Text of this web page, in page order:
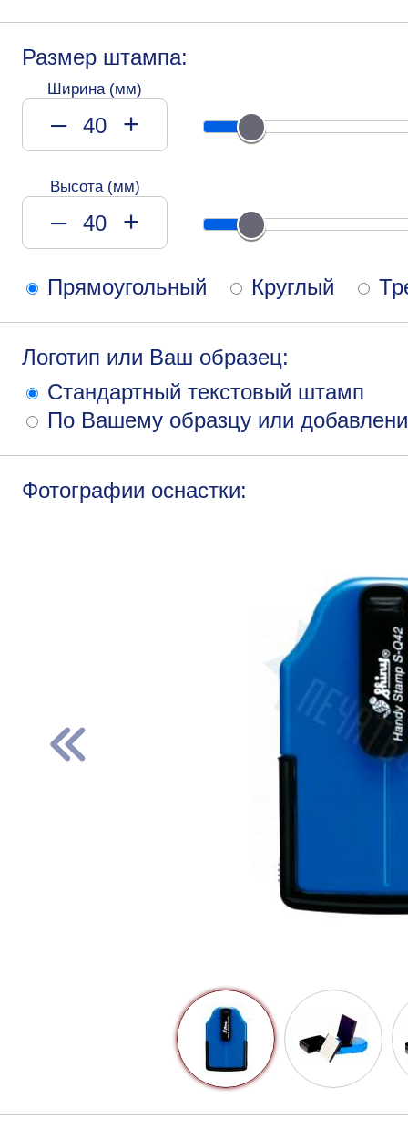
Размер штампа:
Ширина (мм)
– +
Высота (мм)
– +
Прямоугольный Круглый
Логотип или Ваш образец:
Стандартный текстовый штамп
По Вашему образцу или
Фотографии оснастки: